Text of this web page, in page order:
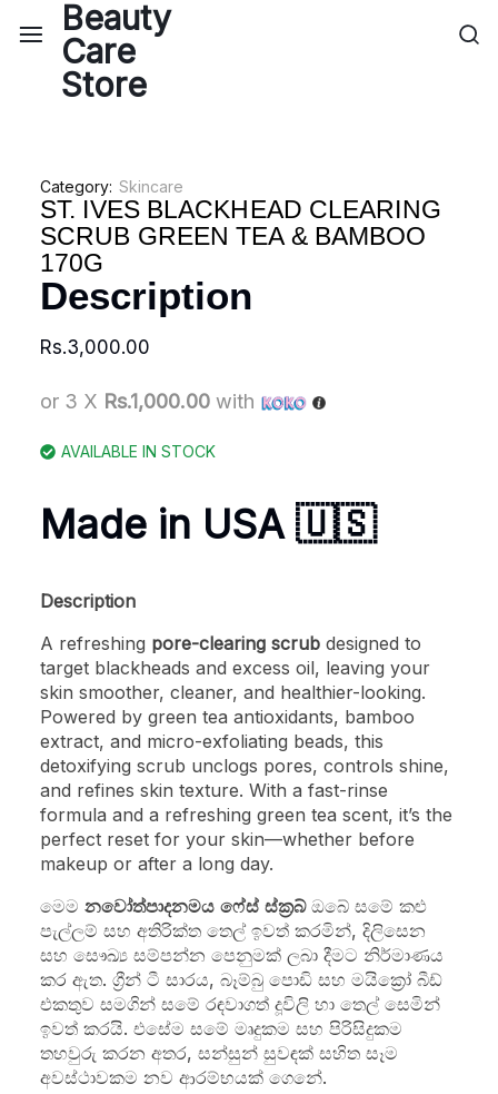
Category: Skincare
ST. IVES BLACKHEAD CLEARING
SCRUB GREEN TEA & BAMBOO
170G
Description
Rs.3,000.00
or 3 X Rs.1,000.00 with
AVAILABLE IN STOCK
Made in USA 🇺🇸
Description
A refreshing pore-clearing scrub designed to
target blackheads and excess oil, leaving your
skin smoother, cleaner, and healthier-looking.
Powered by green tea antioxidants, bamboo
extract, and micro-exfoliating beads, this
detoxifying scrub unclogs pores, controls shine,
and refines skin texture. With a fast-rinse
formula and a refreshing green tea scent, it’s the
perfect reset for your skin—whether before
makeup or after a long day.
මෙම නවෝත්පාදනමය ෆේස් ස්ක්‍රබ්ඔබේ සමේ කළු
පැල්ලම් සහ අතිරික්ත තෙල් ඉවත් කරමින්, දිලිසෙන
සහ සෞඛ්‍ය සම්පන්න පෙනුමක් ලබා දීමට නිර්මාණය
කර ඇත. ග්‍රීන් ටී සාරය, බෑම්බු පොඩි සහ මයික්‍රෝ බීඩ්
එකතුව සමගින් සමේ රඳවාගත් දූවිලි හා තෙල් සෙමින්
ඉවත් කරයි. එසේම සමේ මෘදුකම සහ පිරිසිදුකම
තහවුරු කරන අතර, සන්සුන් සුවඳක් සහිත සෑම
අවස්ථාවකම නව ආරම්භයක් ගෙනේ.